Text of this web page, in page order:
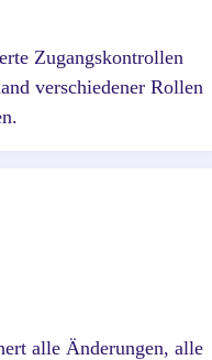
Zugangskontrollen
verschiedener Rollen
alle Änderungen, alle